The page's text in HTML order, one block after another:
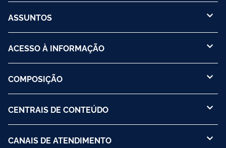
ASSUNTOS
ACESSO À INFORMAÇÃO
COMPOSIÇÃO
CENTRAIS DE CONTEÚDO
CANAIS DE ATENDIMENTO